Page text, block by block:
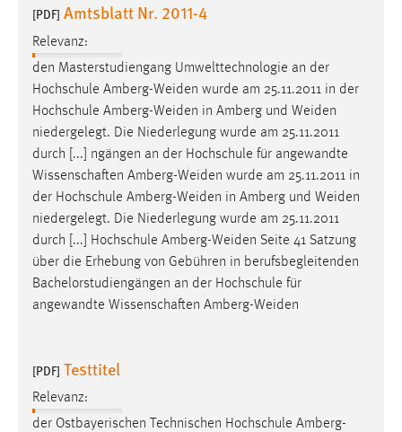
[PDF] Amtsblatt Nr. 2011-4
Relevanz:
den Masterstudiengang Umwelttechnologie an der
Hochschule Amberg-Weiden wurde am 25.11.2011 in der
Hochschule Amberg-Weiden in Amberg und Weiden
niedergelegt. Die Niederlegung wurde am 25.11.2011
durch [...] ngängen an der Hochschule für angewandte
Wissenschaften Amberg-Weiden wurde am 25.11.2011 in
der Hochschule Amberg-Weiden in Amberg und Weiden
niedergelegt. Die Niederlegung wurde am 25.11.2011
durch [...] Hochschule Amberg-Weiden Seite 41 Satzung
über die Erhebung von Gebühren in berufsbegleitenden
Bachelorstudiengängen an der Hochschule für
angewandte Wissenschaften Amberg-Weiden
[PDF] Testtitel
Relevanz:
der Ostbayerischen Technischen Hochschule Amberg-